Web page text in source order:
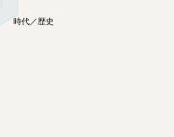
時代／歴史